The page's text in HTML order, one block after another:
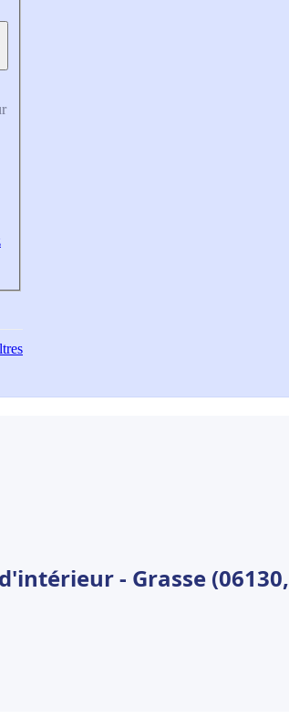
- Grasse (06130,